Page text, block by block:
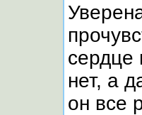
сердце
нет, а
он все